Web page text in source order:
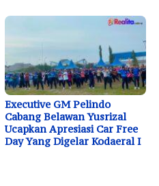
Executive GM Pelindo
Cabang Belawan Yusrizal
Ucapkan Apresiasi Car Free
Day Yang Digelar Kodaeral I